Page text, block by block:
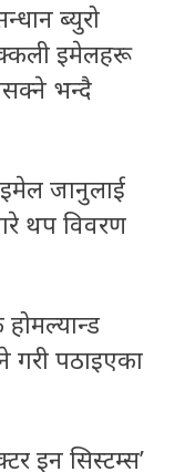
ब्युरो
इमेलहरू
भन्दै
जानुलाई
थप विवरण
गरी पठाइएका
इन सिस्टम्स’